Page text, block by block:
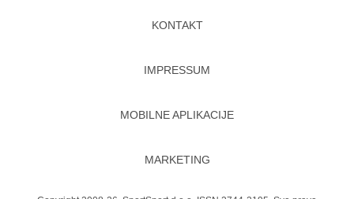
KONTAKT
IMPRESSUM
MOBILNE APLIKACIJE
MARKETING